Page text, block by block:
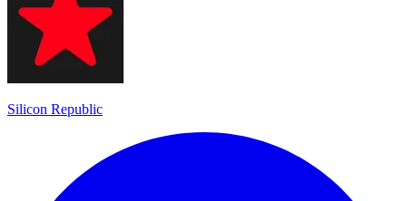
Silicon Republic